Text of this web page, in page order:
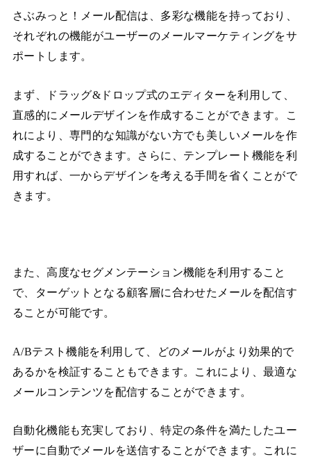
さぶみっと！メール配信は、多彩な機能を持っており、
それぞれの機能がユーザーのメールマーケティングをサ
ポートします。
まず、ドラッグ&ドロップ式のエディターを利用して、
直感的にメールデザインを作成することができます。こ
れにより、専門的な知識がない方でも美しいメールを作
成することができます。さらに、テンプレート機能を利
用すれば、一からデザインを考える手間を省くことがで
きます。
また、高度なセグメンテーション機能を利用すること
で、ターゲットとなる顧客層に合わせたメールを配信す
ることが可能です。
A/Bテスト機能を利用して、どのメールがより効果的で
あるかを検証することもできます。これにより、最適な
メールコンテンツを配信することができます。
自動化機能も充実しており、特定の条件を満たしたユー
ザーに自動でメールを送信することができます。これに